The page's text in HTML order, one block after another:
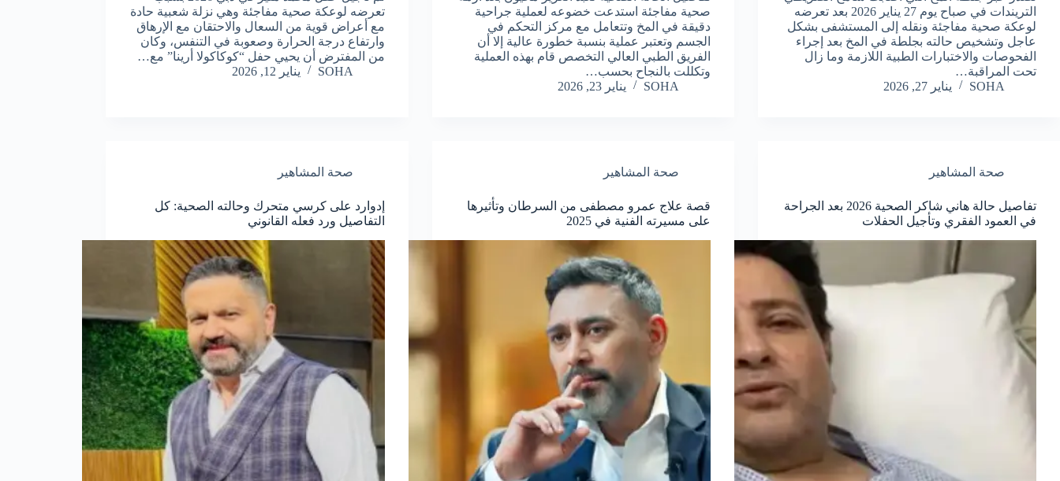
التريندات في صباح يوم 27 يناير 2026 بعد تعرضه
لوعكة صحية مفاجئة ونقله إلى المستشفى بشكل
عاجل وتشخيص حالته بجلطة في المخ بعد إجراء
الفحوصات والاختبارات الطبية اللازمة وما زال
تحت المراقبة…
SOHA
يناير 27, 2026
صحية مفاجئة استدعت خضوعه لعملية جراحية
دقيقة في المخ وتتعامل مع مركز التحكم في
الجسم وتعتبر عملية بنسبة خطورة عالية إلا أن
الفريق الطبي العالي التخصص قام بهذه العملية
وتكللت بالنجاح بحسب…
SOHA
يناير 23, 2026
تعرضه لوعكة صحية مفاجئة وهي نزلة شعبية حادة
مع أعراض قوية من السعال والاحتقان مع الإرهاق
وارتفاع درجة الحرارة وصعوبة في التنفس، وكان
من المفترض أن يحيي حفل “كوكاكولا أرينا” مع…
SOHA
يناير 12, 2026
صحة المشاهير
تفاصيل حالة هاني شاكر الصحية 2026 بعد الجراحة
في العمود الفقري وتأجيل الحفلات
صحة المشاهير
قصة علاج عمرو مصطفى من السرطان وتأثيرها
على مسيرته الفنية في 2025
صحة المشاهير
إدوارد على كرسي متحرك وحالته الصحية: كل
التفاصيل ورد فعله القانوني